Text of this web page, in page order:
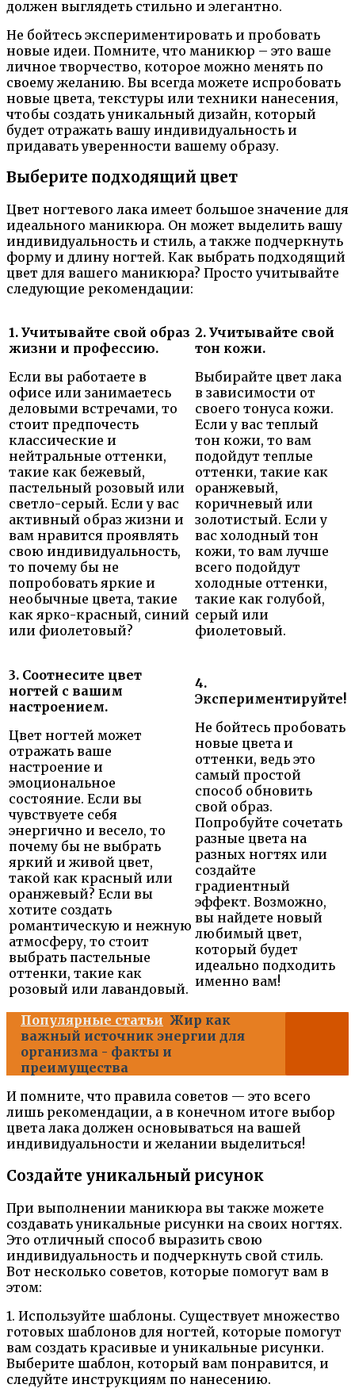
должен выглядеть стильно и элегантно.
Не бойтесь экспериментировать и пробовать
новые идеи. Помните, что маникюр – это ваше
личное творчество, которое можно менять по
своему желанию. Вы всегда можете испробовать
новые цвета, текстуры или техники нанесения,
чтобы создать уникальный дизайн, который
будет отражать вашу индивидуальность и
придавать уверенности вашему образу.
Выберите подходящий цвет
Цвет ногтевого лака имеет большое значение для
идеального маникюра. Он может выделить вашу
индивидуальность и стиль, а также подчеркнуть
форму и длину ногтей. Как выбрать подходящий
цвет для вашего маникюра? Просто учитывайте
следующие рекомендации:
1. Учитывайте свой образ
жизни и профессию.
Если вы работаете в
офисе или занимаетесь
деловыми встречами, то
стоит предпочесть
классические и
нейтральные оттенки,
такие как бежевый,
пастельный розовый или
светло-серый. Если у вас
активный образ жизни и
вам нравится проявлять
свою индивидуальность,
то почему бы не
попробовать яркие и
необычные цвета, такие
как ярко-красный, синий
или фиолетовый?
2. Учитывайте свой
тон кожи.
Выбирайте цвет лака
в зависимости от
своего тонуса кожи.
Если у вас теплый
тон кожи, то вам
подойдут теплые
оттенки, такие как
оранжевый,
коричневый или
золотистый. Если у
вас холодный тон
кожи, то вам лучше
всего подойдут
холодные оттенки,
такие как голубой,
серый или
фиолетовый.
3. Соотнесите цвет
ногтей с вашим
настроением.
Цвет ногтей может
отражать ваше
настроение и
эмоциональное
состояние. Если вы
чувствуете себя
энергично и весело, то
почему бы не выбрать
яркий и живой цвет,
такой как красный или
оранжевый? Если вы
хотите создать
романтическую и нежную
атмосферу, то стоит
выбрать пастельные
оттенки, такие как
розовый или лавандовый.
4.
Экспериментируйте!
Не бойтесь пробовать
новые цвета и
оттенки, ведь это
самый простой
способ обновить
свой образ.
Попробуйте сочетать
разные цвета на
разных ногтях или
создайте
градиентный
эффект. Возможно,
вы найдете новый
любимый цвет,
который будет
идеально подходить
именно вам!
Популярные статьи Жир как
важный источник энергии для
организма - факты и
преимущества
И помните, что правила советов — это всего
лишь рекомендации, а в конечном итоге выбор
цвета лака должен основываться на вашей
индивидуальности и желании выделиться!
Создайте уникальный рисунок
При выполнении маникюра вы также можете
создавать уникальные рисунки на своих ногтях.
Это отличный способ выразить свою
индивидуальность и подчеркнуть свой стиль.
Вот несколько советов, которые помогут вам в
этом:
1. Используйте шаблоны. Существует множество
готовых шаблонов для ногтей, которые помогут
вам создать красивые и уникальные рисунки.
Выберите шаблон, который вам понравится, и
следуйте инструкциям по нанесению.